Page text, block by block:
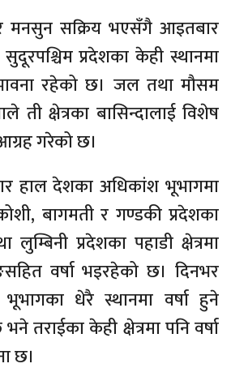
मनसुन सक्रिय भएसँगै आइतबार
प्रदेशका केही स्थानमा
रहेको छ। जल तथा मौसम
ती क्षेत्रका बासिन्दालाई विशेष
गरेको छ।
हाल देशका अधिकांश भूभागमा
बागमती र गण्डकी प्रदेशका
लुम्बिनी प्रदेशका पहाडी क्षेत्रमा
वर्षा भइरहेको छ। दिनभर
भूभागका धेरै स्थानमा वर्षा हुने
तराईका केही क्षेत्रमा पनि वर्षा
छ।